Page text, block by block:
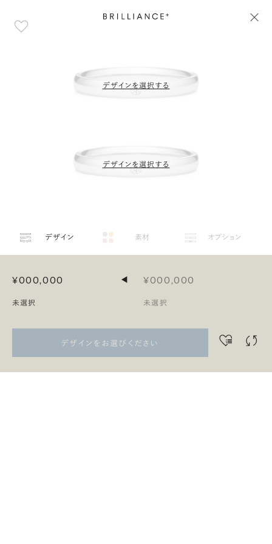
デザインを選択する
デザインを選択する
デザイン 素材 オプション
¥000,000
未選択
◀ ¥000,000
未選択
デザインをお選びください